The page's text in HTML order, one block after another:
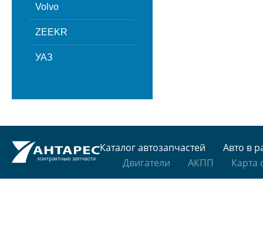
Volvo
ZEEKR
УАЗ
Каталог автозапчастей
Авто в
Двигатели
АКПП Карта